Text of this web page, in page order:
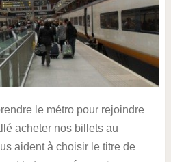
le métro pour rejoindre
acheter nos billets au
aident à choisir le titre de